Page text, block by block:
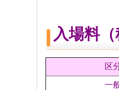
入場料
区
一